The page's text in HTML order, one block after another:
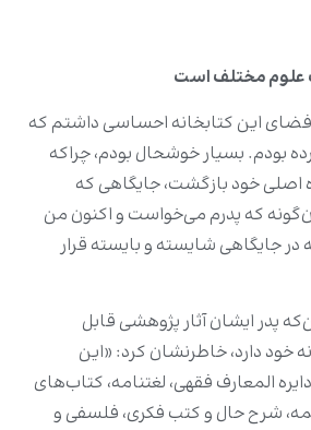
علوم مختلف است
فضای این کتابخانه احساسی داشتم که
بودم. بسیار خوشحال بودم، چراکه
اصلی خود بازگشت، جایگاهی که
که پدرم می‌خواست و اکنون من
در جایگاهی شایسته و بایسته قرار
پدر ایشان آثار پژوهشی قابل
خود دارد، خاطرنشان کرد: «این
المعارف فقهی، لغتنامه‌، کتاب‌های
شرح حال و کتب فکری، فلسفی و